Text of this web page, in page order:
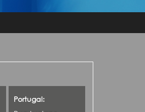
Portugal: